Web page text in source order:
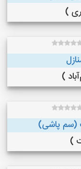
(سم پاشی)